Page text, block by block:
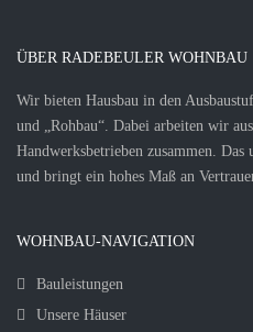
ÜBER RADEBEULER WOHNBAU
Wir bieten Hausbau in den
und „Rohbau“. Dabei arbeiten wir
Handwerksbetrieben zusammen.
und bringt ein hohes Maß an
WOHNBAU-NAVIGATION
Bauleistungen
Unsere Häuser